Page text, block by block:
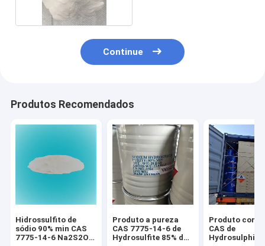
Continue
Produtos Recomendados
Hidrossulfito de
sódio 90% min CAS
7775-14-6 Na2S2O4
Produto a pureza
CAS 7775-14-6 de
Hydrosulfite 85% do
Produto
CAS de
Hydrosulphite